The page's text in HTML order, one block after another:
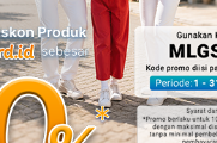
Asuransi terbaik 2026
WOW Brand
Selengkapnya >>